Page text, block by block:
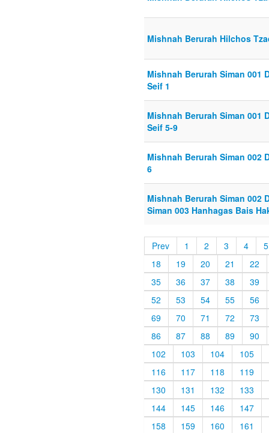
Mishnah Berurah Hilchos
Mishnah Berurah Siman 001
Seif 1
Mishnah Berurah Siman 001
Seif 5-9
Mishnah Berurah Siman 002
6
Mishnah Berurah Siman 002
Siman 003 Hanhagas Bais
Prev 1 2 3 4
5
18
19 20 21
22
35
36 37 38
39
52
53 54 55
56
69
70 71 72
73
86
87 88 89
90
102
103 104
105
116
117 118
119
130
131 132
133
144
145 146
147
158
159 160
161